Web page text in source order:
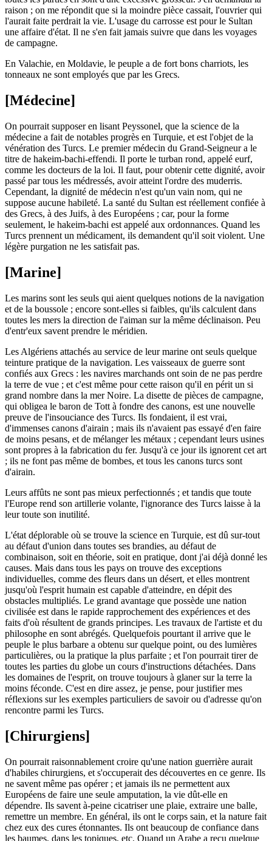
raison ; on me répondit que si la moindre pièce cassait, l'ouvrier qui
l'aurait faite perdrait la vie. L'usage du carrosse est pour le Sultan
une affaire d'état. Il ne s'en fait jamais suivre que dans les voyages
de campagne.
En Valachie, en Moldavie, le peuple a de fort bons charriots, les
tonneaux ne sont employés que par les Grecs.
[Médecine]
On pourrait supposer en lisant Peyssonel, que la science de la
médecine a fait de notables progrès en Turquie, et est l'objet de la
vénération des Turcs. Le premier médecin du Grand-Seigneur a le
titre de hakeim-bachi-effendi. Il porte le turban rond, appelé eurf,
comme les docteurs de la loi. Il faut, pour obtenir cette dignité, avoir
passé par tous les médressés, avoir atteint l'ordre des muderris.
Cependant, la dignité de médecin n'est qu'un vain nom, qui ne
suppose aucune habileté. La santé du Sultan est réellement confiée à
des Grecs, à des Juifs, à des Européens ; car, pour la forme
seulement, le hakeim-bachi est appelé aux ordonnances. Quand les
Turcs prennent un médicament, ils demandent qu'il soit violent. Une
légère purgation ne les satisfait pas.
[Marine]
Les marins sont les seuls qui aient quelques notions de la navigation
et de la boussole ; encore sont-elles si faibles, qu'ils calculent dans
toutes les mers la direction de l'aiman sur la même déclinaison. Peu
d'entr'eux savent prendre le méridien.
Les Algériens attachés au service de leur marine ont seuls quelque
teinture pratique de la navigation. Les vaisseaux de guerre sont
confiés aux Grecs : les navires marchands ont soin de ne pas perdre
la terre de vue ; et c'est même pour cette raison qu'il en périt un si
grand nombre dans la mer Noire. La disette de pièces de campagne,
qui obligea le baron de Tott à fondre des canons, est une nouvelle
preuve de l'insouciance des Turcs. Ils fondaient, il est vrai,
d'immenses canons d'airain ; mais ils n'avaient pas essayé d'en faire
de moins pesans, et de mélanger les métaux ; cependant leurs usines
sont propres à la fabrication du fer. Jusqu'à ce jour ils ignorent cet art
; ils ne font pas même de bombes, et tous les canons turcs sont
d'airain.
Leurs affûts ne sont pas mieux perfectionnés ; et tandis que toute
l'Europe rend son artillerie volante, l'ignorance des Turcs laisse à la
leur toute son inutilité.
L'état déplorable où se trouve la science en Turquie, est dû sur-tout
au défaut d'union dans toutes ses brandies, au défaut de
combinaison, soit en théorie, soit en pratique, dont j'ai déjà donné les
causes. Mais dans tous les pays on trouve des exceptions
individuelles, comme des fleurs dans un désert, et elles montrent
jusqu'où l'esprit humain est capable d'atteindre, en dépit des
obstacles multipliés. Le grand avantage que possède une nation
civilisée est dans le rapide rapprochement des expériences et des
faits d'où résultent de grands principes. Les travaux de l'artiste et du
philosophe en sont abrégés. Quelquefois pourtant il arrive que le
peuple le plus barbare a obtenu sur quelque point, ou des lumières
particulières, ou la pratique la plus parfaite ; et l'on pourrait tirer de
toutes les parties du globe un cours d'instructions détachées. Dans
les domaines de l'esprit, on trouve toujours à glaner sur la terre la
moins féconde. C'est en dire assez, je pense, pour justifier mes
réflexions sur les exemples particuliers de savoir ou d'adresse qu'on
rencontre parmi les Turcs.
[Chirurgiens]
On pourrait raisonnablement croire qu'une nation guerrière aurait
d'habiles chirurgiens, et s'occuperait des découvertes en ce genre. Ils
ne savent même pas opérer ; et jamais ils ne permettent aux
Européens de faire une seule amputation, la vie dût-elle en
dépendre. Ils savent à-peine cicatriser une plaie, extraire une balle,
remettre un membre. En général, ils ont le corps sain, et la nature fait
chez eux des cures étonnantes. Ils ont beaucoup de confiance dans
les baumes, dans les topiques, etc. Quand un Arabe a reçu quelque